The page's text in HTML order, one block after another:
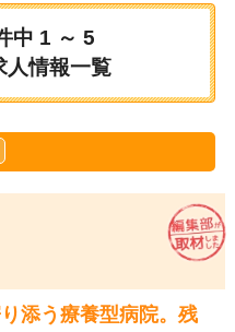
中 1 ～ 5
人情報一覧
添う療養型病院。残